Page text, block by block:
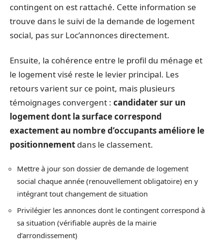
contingent on est rattaché. Cette information se
trouve dans le suivi de la demande de logement
social, pas sur Loc’annonces directement.
Ensuite, la cohérence entre le profil du ménage et
le logement visé reste le levier principal. Les
retours varient sur ce point, mais plusieurs
témoignages convergent : candidater sur un
logement dont la surface correspond
exactement au nombre d’occupants améliore le
positionnement dans le classement.
Mettre à jour son dossier de demande de logement
social chaque année (renouvellement obligatoire) en y
intégrant tout changement de situation
Privilégier les annonces dont le contingent correspond à
sa situation (vérifiable auprès de la mairie
d’arrondissement)